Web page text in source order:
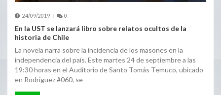
24/09/2019 0
En la UST se lanzará libro sobre relatos ocultos de la
historia de Chile
La novela narra sobre la incidencia de los masones en la
independencia del país. Este martes 24 de septiembre a las
19:30 horas en el Auditorio de Santo Tomás Temuco, ubicado
en Rodriguez #060, se